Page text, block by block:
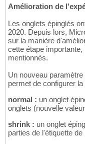
Amélioration de
Les onglets épinglés
2020. Depuis lors,
sur la manière
cette étape
mentionnés.
Un nouveau
permet de configurer
normal : un onglet
onglets (nouvelle
shrink : un onglet
parties de l'étiquette de